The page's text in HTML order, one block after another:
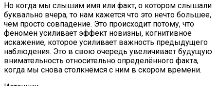
Но когда мы слышим имя или факт, о котором слышали
буквально вчера, то нам кажется что это нечто большее,
чем просто совпадение. Это происходит потому, что
феномен усиливает эффект новизны, когнитивное
искажение, которое усиливает важность предыдущего
наблюдения. Это в свою очередь увеличивает будущую
внимательность относительно определённого факта,
когда мы снова столкнёмся с ним в скором времени.